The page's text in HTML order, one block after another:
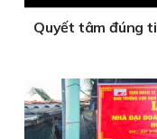
Quyết tâm đúng